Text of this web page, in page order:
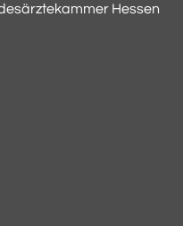
Hessen